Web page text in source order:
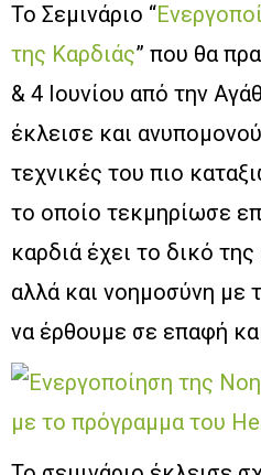
Το Σεμινάριο “
της Καρδιάς” που θα
& 4 Ιουνίου από την
έκλεισε και
τεχνικές του πιο
το οποίο τεκμηρίωσε
καρδιά έχει το δικό
αλλά και νοημοσύνη με
να έρθουμε σε επαφή